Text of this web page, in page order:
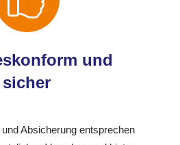
und
sicher
Absicherung entsprechen